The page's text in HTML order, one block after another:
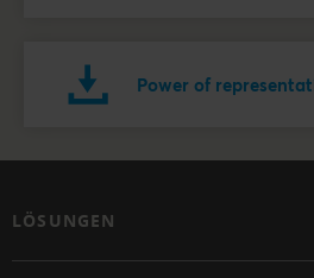
Power of
LÖSUNGEN